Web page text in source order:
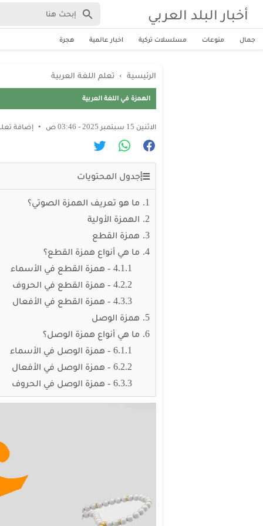
أخبار البلد العربي
جمال منوعات مسلسلات تركية اخبار عالمية هجرة
الرئيسية › تعلم اللغة العربية
الهمزة في اللغة العربية
الاثنين 15 سبتمبر 2025 - 03:46 ص إضافة
جدول المحتويات
ما هو تعريف الهمزة الصوتي؟
الهمزة الأولية
همزة القطع
ما هي أنواع همزة القطع؟
1- همزة القطع في الأسماء
2- همزة القطع في الحروف
3- همزة القطع في الأفعال
همزة الوصل
ما هي أنواع همزة الوصل؟
1- همزة الوصل في الأسماء
2- همزة الوصل في الأفعال
3- همزة الوصل في الحروف